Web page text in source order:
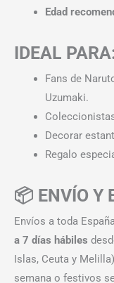
Edad
IDEAL
Fans de
Uzumaki.
Decorar
Regalo
📦 ENVÍO Y
Envíos a toda
a 7 días hábiles
Islas, Ceuta y
semana o festivos